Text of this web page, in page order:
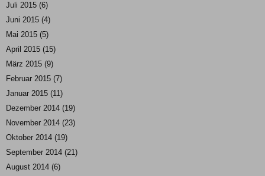
Juli 2015 (6)
Juni 2015 (4)
Mai 2015 (5)
April 2015 (15)
März 2015 (9)
Februar 2015 (7)
Januar 2015 (11)
Dezember 2014 (19)
November 2014 (23)
Oktober 2014 (19)
September 2014 (21)
August 2014 (6)